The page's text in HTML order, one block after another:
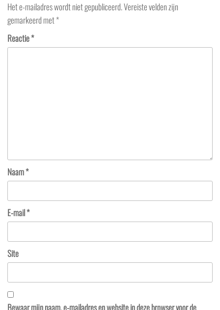
Het e-mailadres wordt niet gepubliceerd.Vereiste velden zijn
gemarkeerd met*
Reactie*
Naam*
E-mail*
Site
Bewaar mijn naam, e-mailadres en website in deze browser voor de